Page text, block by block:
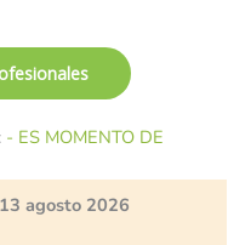
- ES MOMENTO DE
13 agosto 2026